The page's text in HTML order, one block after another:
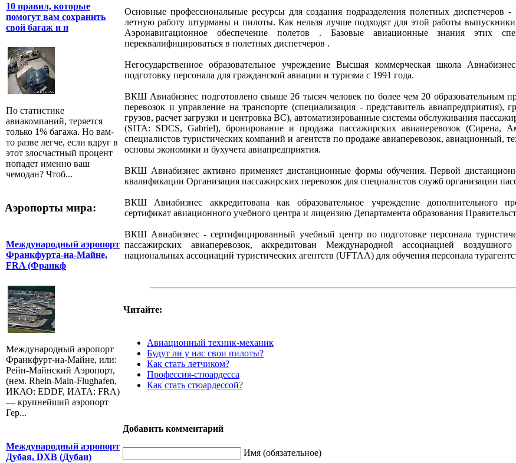
10 правил, которые
помогут вам сохранить
свой багаж и н
По статистике
авиакомпаний, теряется
только 1% багажа. Но вам-
то разве легче, если вдруг в
этот злосчастный процент
попадет именно ваш
чемодан? Чтоб...
Аэропорты мира:
Международный аэропорт
Франкфурта-на-Майне,
FRA (Франкф
Международный аэропорт
Франкфурт-на-Майне, или:
Рейн-Майнский Аэропорт,
(нем. Rhein-Main-Flughafen,
ИКАО: EDDF, ИАТА: FRA)
— крупнейший аэропорт
Гер...
Международный аэропорт
Дубая, DXB (Дубаи)
Основные профессиональные ресурсы для создания подразделения полетных
летную работу штурманы и пилоты. Как нельзя лучше подходят для этой работы
Аэронавигационное обеспечение полетов . Базовые авиационные знания этих
переквалифицироваться в полетных диспетчеров .
Негосударственное образовательное учреждение Высшая коммерческая школа
подготовку персонала для гражданской авиации и туризма с 1991 года.
ВКШ Авиабизнес подготовлено свыше 26 тысяч человек по более чем 20 образовательным
перевозок и управление на транспорте (специализация - представитель авиапредприятия),
грузов, расчет загрузки и центровка ВС), автоматизированные системы обслуживания
(SITA: SDCS, Gabriel), бронирование и продажа пассажирских авиаперевозок (Сирена,
специалистов туристических компаний и агентств по продаже авиаперевозок, авиационный,
основы экономики и бухучета авиапредприятия.
ВКШ Авиабизнес активно применяет дистанционные формы обучения. Первой
квалификации Организация пассажирских перевозок для специалистов служб организации
ВКШ Авиабизнес аккредитована как образовательное учреждение дополнительного
сертификат авиационного учебного центра и лицензию Департамента образования
ВКШ Авиабизнес - сертифицированный учебный центр по подготовке персонала
пассажирских авиаперевозок, аккредитован Международной ассоциацией
национальных ассоциаций туристических агентств (UFTAA) для обучения персонала
Читайте:
Авиационный техник-механик
Будут ли у нас свои пилоты?
Как стать летчиком?
Профессия-стюардесса
Как стать стюардессой?
Добавить комментарий
Имя (обязательное)